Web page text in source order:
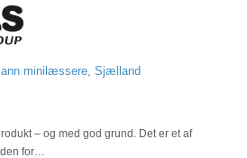
minilæssere, Sjælland
– og med god grund. Det er et af
for…